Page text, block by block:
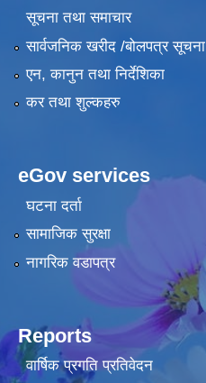
सूचना तथा समाचार
सार्वजनिक खरीद /बोलपत्र सूचना
एन, कानुन तथा निर्देशिका
कर तथा शुल्कहरु
eGov services
घटना दर्ता
सामाजिक सुरक्षा
नागरिक वडापत्र
Reports
वार्षिक प्रगति प्रतिवेदन